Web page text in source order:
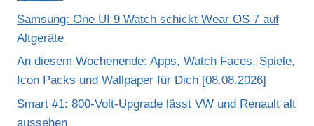
Samsung: One UI 9 Watch schickt Wear OS 7 auf
Altgeräte
An diesem Wochenende: Apps, Watch Faces, Spiele,
Icon Packs und Wallpaper für Dich [08.08.2026]
Smart #1: 800-Volt-Upgrade lässt VW und Renault alt
aussehen